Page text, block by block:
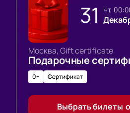
31 чт,
Москва, Gift certificate
Подарочные
0+ Сертификат
Выбрать билеты